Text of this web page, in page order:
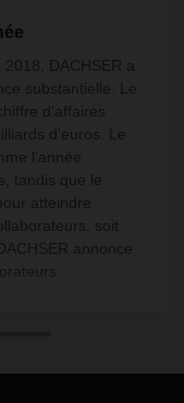
DACHSER a
substantielle. Le
d'affaires
d'euros. Le
l'année
tandis que le
atteindre
soit
annonce
de tonnes. Les